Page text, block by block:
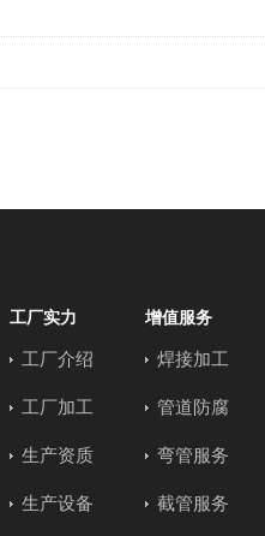
工厂实力
工厂介绍
工厂加工
生产资质
生产设备
增值服务
焊接加工
管道防腐
弯管服务
截管服务